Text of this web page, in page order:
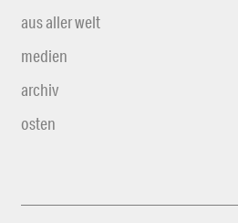
aus aller welt
medien
archiv
osten